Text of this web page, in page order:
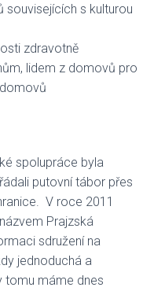
souvisejících s kulturou
zdravotně
lidem z domovů pro
spolupráce byla
putovní tábor přes
V roce 2011
Prajzská
sdružení na
jednoduchá a
tomu máme dnes